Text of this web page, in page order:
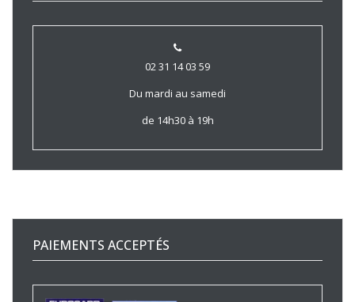
02 31 14 03 59
Du mardi au samedi
de 14h30 à 19h
PAIEMENTS ACCEPTÉS